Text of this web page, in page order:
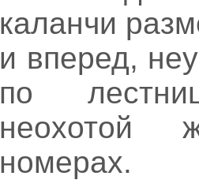
каланчи
и вперед,
по
неохотой
номерах.